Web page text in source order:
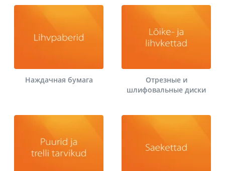
Наждачная бумага
Отрезные и
шлифовальные диски